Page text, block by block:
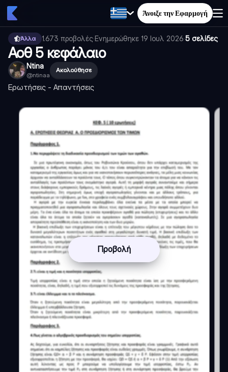
Άνοιξε την Εφαρμογή
Άλλα 1.673 προβολές·Ενημερώθηκε 19 Ιουλ 2026·5 σελίδες
Αοθ 5 κεφάλαιο
Ntina
@ntinaa
Ακολούθησε
Ερωτήσεις - Απαντήσεις
Προβολή